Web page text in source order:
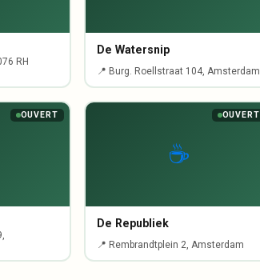
RH
De Watersnip
📍 Burg. Roellstraat 104, Amsterdam
OUVERT
☕
OUVERT
De Republiek
📍 Rembrandtplein 2, Amsterdam